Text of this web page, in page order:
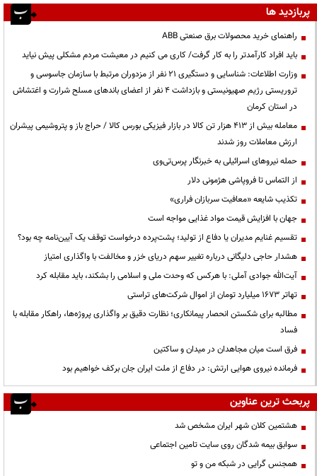
پربازدید ها
راهنمای خرید محصولات برق صنعتی ABB
باید افراد کارآمدتر را به کار گرفت/ کاری می کنیم در معیشت مردم مشکلی پیش نیاید
وزارت اطلاعات: شناسایی و دستگیری ۲۱ نفر از مزدوران مرتبط با سازمان جاسوسی و
تروریستی رژیم صهیونیستی و بازداشت ۴ نفر از اعضای باندهای مسلح شرارت و اغتشاش
در استان کرمان
معامله بیش از ۴۱۳ هزار تن کالا در بازار فیزیکی بورس کالا / حراج باز و پتروشیمی پیشران
ارزش معاملات روز شدند
حمله نیروهای اسرائیلی به خبرنگار پرس‌تی‌وی
از التماس تا فروپاشی هژمونی دلار
تکذیب شایعه «معافیت سربازان فراری»
جهان با افزایش قیمت مواد غذایی مواجه است
تقسیم غنایم مدیران یا دفاع از تولید؛ پشت‌پرده درخواست توقف یک آیین‌نامه چه بود؟
هشدار حاجی دلیگانی درباره تغییر سهم دریای خزر و مخالفت با واگذاری امتیاز
آیت‌الله جوادی آملی: با هرکس که وحدت ملی و اسلامی را بشکند، باید مقابله کرد
تهاتر ۱۶۷۳ میلیارد تومان از اموال شرکت‌های تراستی
مطالبه برای شکستن انحصار پیمانکاری؛ نظارت دقیق بر واگذاری پروژه‌ها، راهکار مقابله با
فساد
فرق است میان مجاهدان در میدان و ساکتین
فرمانده نیروی هوایی ارتش: در دفاع از ملت ایران جان برکف خواهیم بود
پربحث ترین عناوین
هشتمین کلان شهر ایران مشخص شد
سوابق بیمه شدگان روی سایت تامین اجتماعی
همجنس گرایی در شبکه من و تو